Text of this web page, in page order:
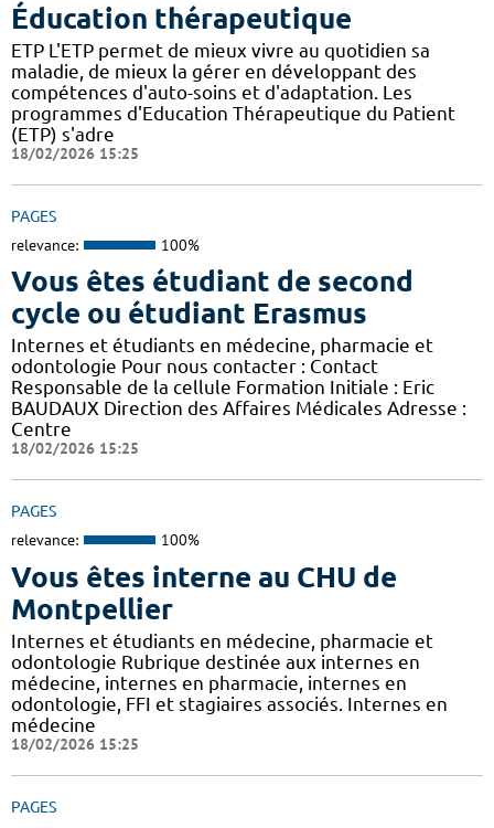
Éducation thérapeutique
ETP L'ETP permet de mieux vivre au quotidien sa
maladie, de mieux la gérer en développant des
compétences d'auto-soins et d'adaptation. Les
programmes d'Education Thérapeutique du Patient
(ETP) s'adre
18/02/2026 15:25
PAGES
relevance: 100%
Vous êtes étudiant de second
cycle ou étudiant Erasmus
Internes et étudiants en médecine, pharmacie et
odontologie Pour nous contacter : Contact
Responsable de la cellule Formation Initiale : Eric
BAUDAUX Direction des Affaires Médicales Adresse :
Centre
18/02/2026 15:25
PAGES
relevance: 100%
Vous êtes interne au CHU de
Montpellier
Internes et étudiants en médecine, pharmacie et
odontologie Rubrique destinée aux internes en
médecine, internes en pharmacie, internes en
odontologie, FFI et stagiaires associés. Internes en
médecine
18/02/2026 15:25
PAGES